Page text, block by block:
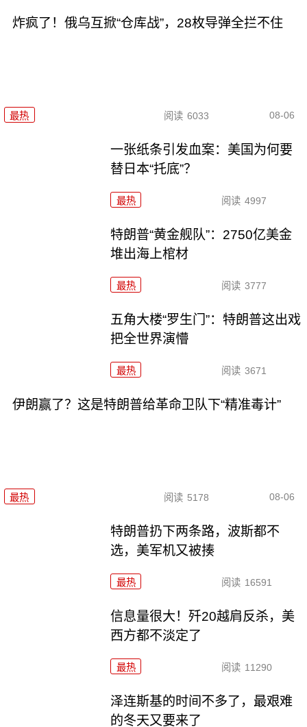
炸疯了！俄乌互掀“仓库战”，28枚导弹全拦不住
最热 阅读 6033 08-06
一张纸条引发血案：美国为何要
替日本“托底”？
最热 阅读 4997
特朗普“黄金舰队”：2750亿美金
堆出海上棺材
最热 阅读 3777
五角大楼“罗生门”：特朗普这出戏
把全世界演懵
最热 阅读 3671
伊朗赢了？这是特朗普给革命卫队下“精准毒计”
最热 阅读 5178 08-06
特朗普扔下两条路，波斯都不
选，美军机又被揍
最热 阅读 16591
信息量很大！歼20越肩反杀，美
西方都不淡定了
最热 阅读 11290
泽连斯基的时间不多了，最艰难
的冬天又要来了